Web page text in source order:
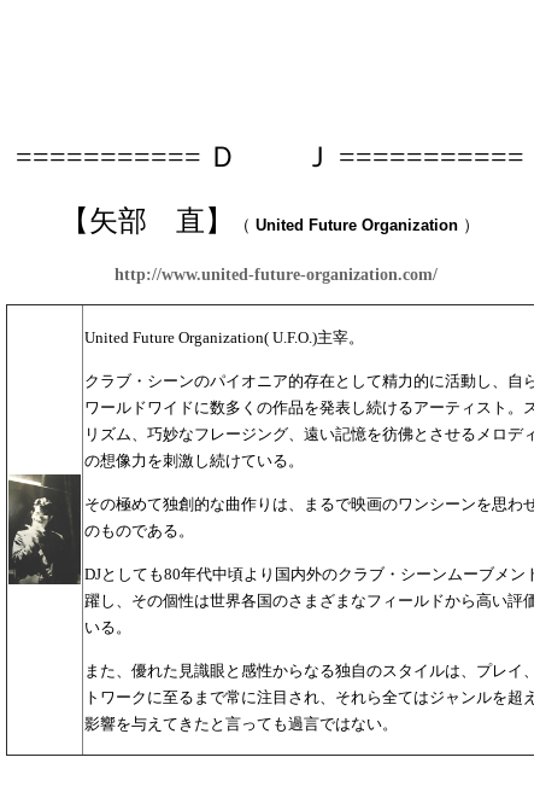
=========== Ｄ Ｊ ===========
【矢部 直】 （ United Future Organization ）
http://www.united-future-organization.com/
United Future Organization( U.F.O.)主宰。
クラブ・シーンのパイオニア的存在として精力的に活動し、自
ワールドワイドに数多くの作品を発表し続けるアーティスト。
リズム、巧妙なフレージング、遠い記憶を彷佛とさせるメロデ
の想像力を刺激し続けている。
その極めて独創的な曲作りは、まるで映画のワンシーンを思わ
のものである。
DJとしても80年代中頃より国内外のクラブ・シーンムーブメン
躍し、その個性は世界各国のさまざまなフィールドから高い評
いる。
また、優れた見識眼と感性からなる独自のスタイルは、プレイ
トワークに至るまで常に注目され、それら全てはジャンルを超
影響を与えてきたと言っても過言ではない。